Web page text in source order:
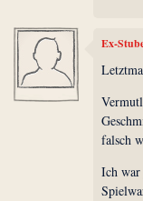
Ex-
falsch
Ich war